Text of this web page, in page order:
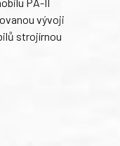
vývoji
strojírnou